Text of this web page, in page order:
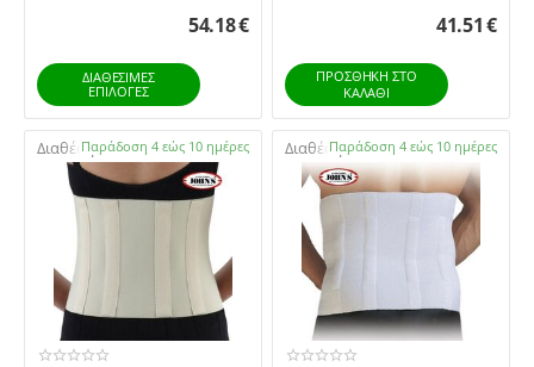
54.18€
ΔΙΑΘΕΣΙΜΕΣ
ΕΠΙΛΟΓΈΣ
41.51€
ΠΡΟΣΘΉΚΗ ΣΤΟ
ΚΑΛΆΘΙ
Διαθέσιμο:Παράδοση 4 εώς 10 ημέρες Διαθέσιμο:Παράδοση 4 εώς 10 ημέρες